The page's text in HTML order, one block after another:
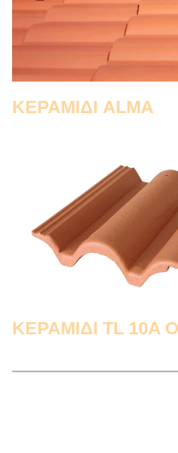
ΚΕΡΑΜΙΔΙ ALMA
ΚΕΡΑΜΙΔΙ TL 10A